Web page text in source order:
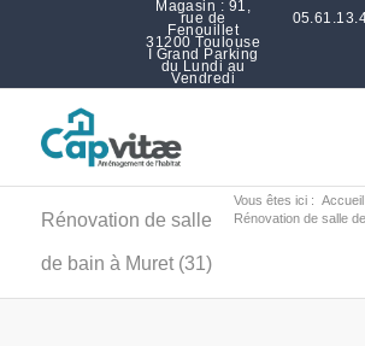
Magasin : 91,
rue de
Fenouillet
31200 Toulouse
I Grand Parking
du Lundi au
Vendredi
Rénovation de salle
de bain à Muret (31)
Vous êtes ici : Accueil
Rénovation de salle